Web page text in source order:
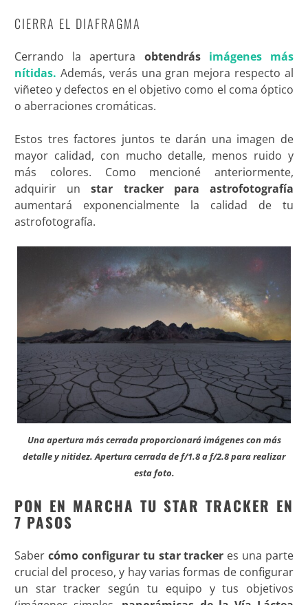
CIERRA EL DIAFRAGMA
Cerrando la apertura obtendrás
imágenes más
nítidas. Además, verás una gran mejora respecto al
viñeteo y defectos en el objetivo como el coma óptico
o aberraciones cromáticas.
Estos tres factores juntos te darán una imagen de
mayor calidad, con mucho detalle, menos ruido y
más colores. Como mencioné anteriormente,
adquirir unstar tracker para astrofotografía
aumentará exponencialmente la calidad de tu
astrofotografía.
Una apertura más cerrada proporcionará imágenes con más
detalle y nitidez. Apertura cerrada de f/1.8 a f/2.8 para realizar
esta foto.
PON EN MARCHA TU STAR TRACKER EN
7 PASOS
Saber cómo configurar tu star tracker es una parte
crucial del proceso, y hay varias formas de configurar
un star tracker según tu equipo y tus objetivos